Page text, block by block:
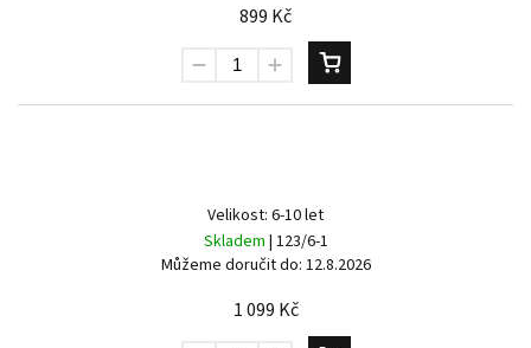
899 Kč
Velikost: 6-10 let
Skladem | 123/6-1
Můžeme doručit do: 12.8.2026
1 099 Kč